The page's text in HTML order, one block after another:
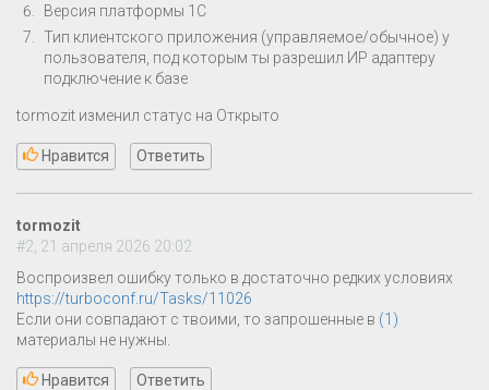
Версия платформы 1С
Тип клиентского приложения (управляемое/обычное) у
пользователя, под которым ты разрешил ИР адаптеру
подключение к базе
tormozit изменил статус на Открыто
Нравится Ответить
tormozit
#2, 21 апреля 2026 20:02
Воспроизвел ошибку только в достаточно редких условиях
https://turboconf.ru/Tasks/11026
Если они совпадают с твоими, то запрошенные в (1)
материалы не нужны.
Нравится Ответить